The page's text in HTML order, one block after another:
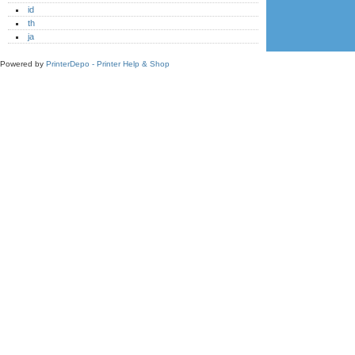
id
th
ja
Powered by PrinterDepo - Printer Help & Shop